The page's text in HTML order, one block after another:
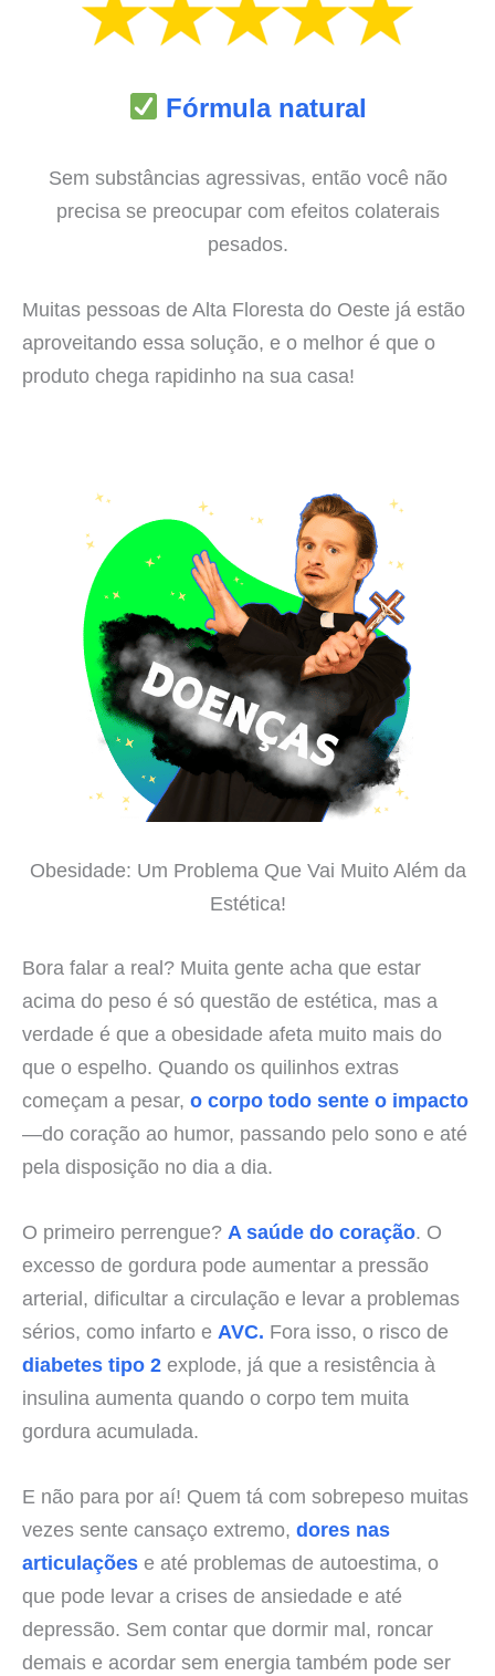
Fórmula natural
Sem substâncias agressivas, então você não
precisa se preocupar com efeitos colaterais
pesados.
Muitas pessoas de Alta Floresta do Oeste já estão
aproveitando essa solução, e o melhor é que o
produto chega rapidinho na sua casa!
Obesidade: Um Problema Que Vai Muito Além da
Estética!
Bora falar a real? Muita gente acha que estar
acima do peso é só questão de estética, mas a
verdade é que a obesidade afeta muito mais do
que o espelho. Quando os quilinhos extras
começam a pesar, o corpo todo sente o impacto
—do coração ao humor, passando pelo sono e até
pela disposição no dia a dia.
O primeiro perrengue? A saúde do coração. O
excesso de gordura pode aumentar a pressão
arterial, dificultar a circulação e levar a problemas
sérios, como infarto e AVC. Fora isso, o risco de
diabetes tipo 2 explode, já que a resistência à
insulina aumenta quando o corpo tem muita
gordura acumulada.
E não para por aí! Quem tá com sobrepeso muitas
vezes sente cansaço extremo, dores nas
articulações e até problemas de autoestima, o
que pode levar a crises de ansiedade e até
depressão. Sem contar que dormir mal, roncar
demais e acordar sem energia também pode ser